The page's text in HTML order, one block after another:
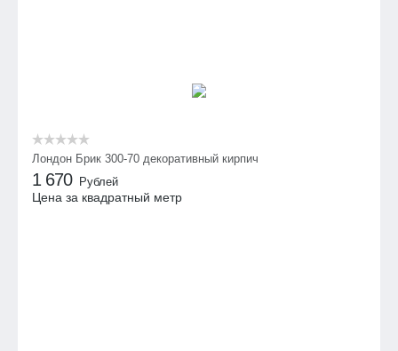
Лондон Брик 300-70 декоративный кирпич
1 670 Рублей
Цена за квадратный метр